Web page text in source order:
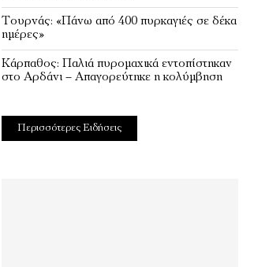
Τουρνάς: «Πάνω από 400 πυρκαγιές σε δέκα
ημέρες»
Κάρπαθος: Παλιά πυρομαχικά εντοπίστηκαν
στο Αρδάνι – Απαγορεύτηκε η κολύμβηση
Περισσότερες Ειδήσεις